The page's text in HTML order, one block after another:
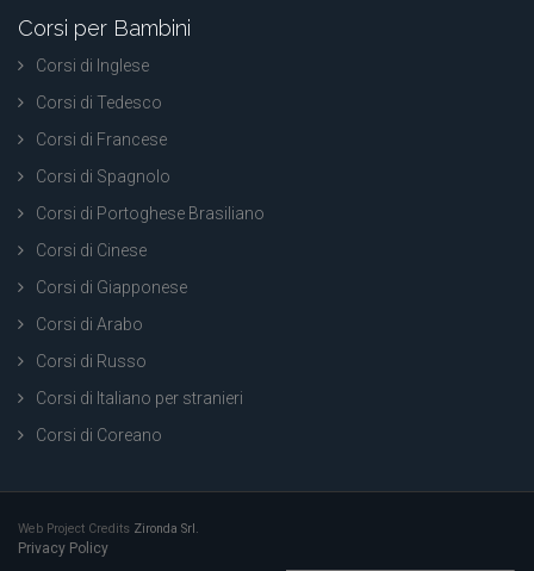
Corsi per Bambini
Corsi di Inglese
Corsi di Tedesco
Corsi di Francese
Corsi di Spagnolo
Corsi di Portoghese Brasiliano
Corsi di Cinese
Corsi di Giapponese
Corsi di Arabo
Corsi di Russo
Corsi di Italiano per stranieri
Corsi di Coreano
Web Project Credits Zironda Srl.
Privacy Policy